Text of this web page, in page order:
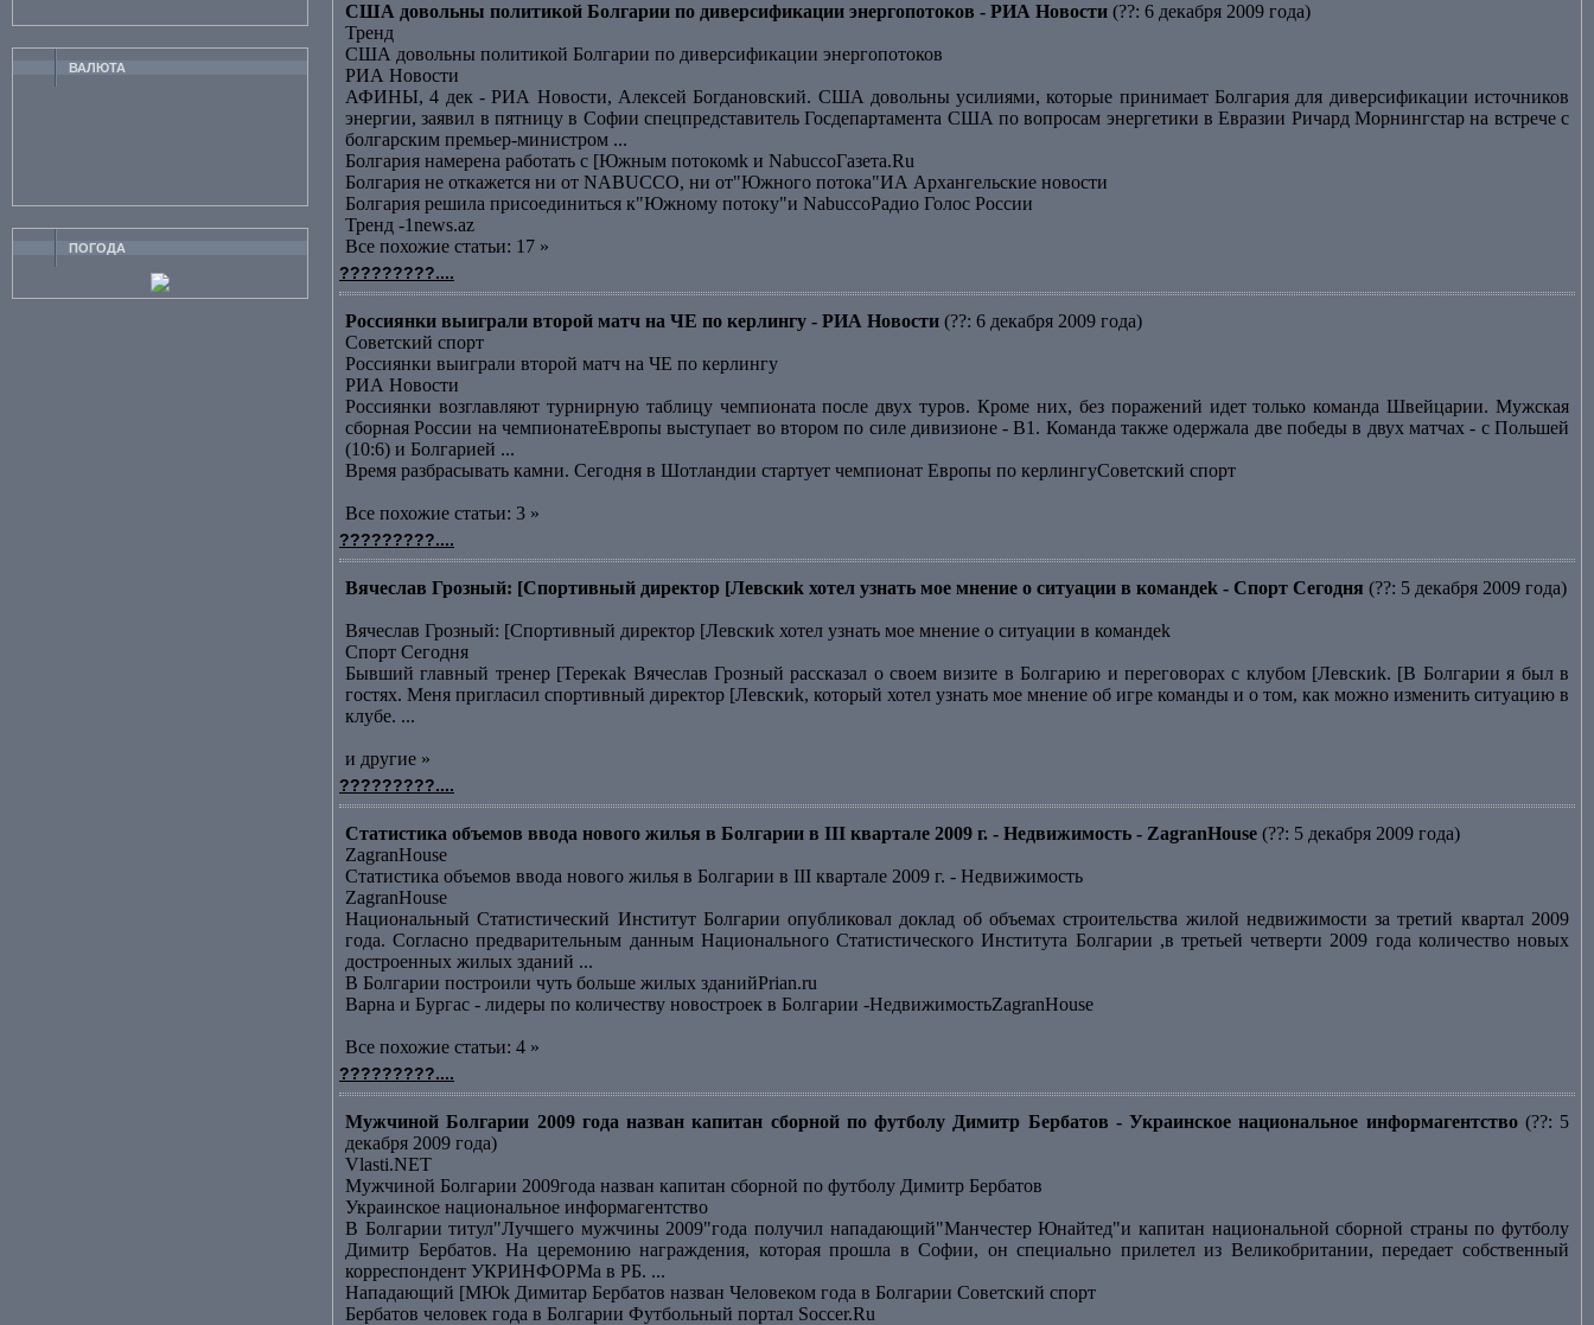
ВАЛЮТА
ПОГОДА
США довольны политикой Болгарии по диверсификации энергопотоков - РИА Новости (??: 6 декабря 2009 года)
Тренд
США довольны политикой Болгарии по диверсификации энергопотоков
РИА Новости
АФИНЫ, 4 дек - РИА Новости, Алексей Богдановский. США довольны усилиями, которые принимает Болгария для диверсификации источников
энергии, заявил в пятницу в Софии спецпредставитель Госдепартамента США по вопросам энергетики в Евразии Ричард Морнингстар на встрече с
болгарским премьер-министром ...
Болгария намерена работать с [Южным потокомk и NabuccoГазета.Ru
Болгария не откажется ни от NABUCCO, ни от"Южного потока"ИА Архангельские новости
Болгария решила присоединиться к"Южному потоку"и NabuccoРадио Голос России
Тренд -1news.az
Все похожие статьи: 17 »
?????????....
Россиянки выиграли второй матч на ЧЕ по керлингу - РИА Новости (??: 6 декабря 2009 года)
Советский спорт
Россиянки выиграли второй матч на ЧЕ по керлингу
РИА Новости
Россиянки возглавляют турнирную таблицу чемпионата после двух туров. Кроме них, без поражений идет только команда Швейцарии. Мужская
сборная России на чемпионатеЕвропы выступает во втором по силе дивизионе - В1. Команда также одержала две победы в двух матчах - с Польшей
(10:6) и Болгарией ...
Время разбрасывать камни. Сегодня в Шотландии стартует чемпионат Европы по керлингуСоветский спорт
Все похожие статьи: 3 »
?????????....
Вячеслав Грозный: [Спортивный директор [Левскиk хотел узнать мое мнение о ситуации в командеk - Спорт Сегодня (??: 5 декабря 2009 года)
Вячеслав Грозный: [Спортивный директор [Левскиk хотел узнать мое мнение о ситуации в командеk
Спорт Сегодня
Бывший главный тренер [Терекаk Вячеслав Грозный рассказал о своем визите в Болгарию и переговорах с клубом [Левскиk. [В Болгарии я был в
гостях. Меня пригласил спортивный директор [Левскиk, который хотел узнать мое мнение об игре команды и о том, как можно изменить ситуацию в
клубе. ...
и другие »
?????????....
Статистика объемов ввода нового жилья в Болгарии в III квартале 2009 г. - Недвижимость - ZagranHouse (??: 5 декабря 2009 года)
ZagranHouse
Статистика объемов ввода нового жилья в Болгарии в III квартале 2009 г. - Недвижимость
ZagranHouse
Национальный Статистический Институт Болгарии опубликовал доклад об объемах строительства жилой недвижимости за третий квартал 2009
года. Согласно предварительным данным Национального Статистического Института Болгарии ,в третьей четверти 2009 года количество новых
достроенных жилых зданий ...
В Болгарии построили чуть больше жилых зданийPrian.ru
Варна и Бургас - лидеры по количеству новостроек в Болгарии -НедвижимостьZagranHouse
Все похожие статьи: 4 »
?????????....
Мужчиной Болгарии 2009 года назван капитан сборной по футболу Димитр Бербатов - Украинское национальное информагентство(??: 5
декабря 2009 года)
Vlasti.NET
Мужчиной Болгарии 2009года назван капитан сборной по футболу Димитр Бербатов
Украинское национальное информагентство
В Болгарии титул"Лучшего мужчины 2009"года получил нападающий"Манчестер Юнайтед"и капитан национальной сборной страны по футболу
Димитр Бербатов. На церемонию награждения, которая прошла в Софии, он специально прилетел из Великобритании, передает собственный
корреспондент УКРИНФОРМа в РБ. ...
Нападающий [МЮk Димитар Бербатов назван Человеком года в Болгарии Советский спорт
Бербатов человек года в Болгарии Футбольный портал Soccer.Ru